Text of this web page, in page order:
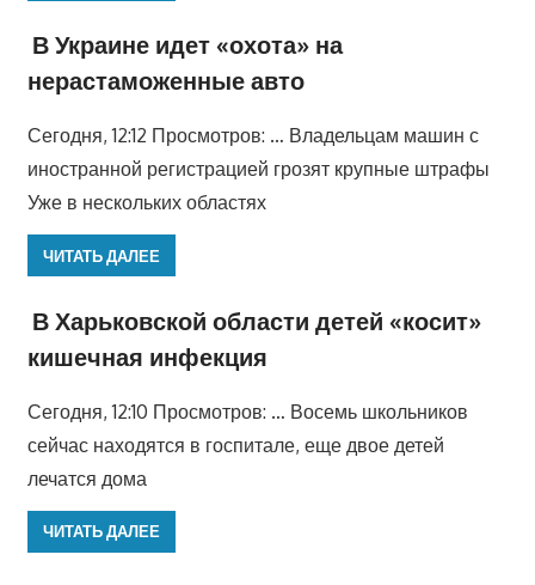
В Украине идет «охота» на
нерастаможенные авто
Сегодня, 12:12 Просмотров: … Владельцам машин с
иностранной регистрацией грозят крупные штрафы
Уже в нескольких областях
ЧИТАТЬ ДАЛЕЕ
В Харьковской области детей «косит»
кишечная инфекция
Сегодня, 12:10 Просмотров: … Восемь школьников
сейчас находятся в госпитале, еще двое детей
лечатся дома
ЧИТАТЬ ДАЛЕЕ